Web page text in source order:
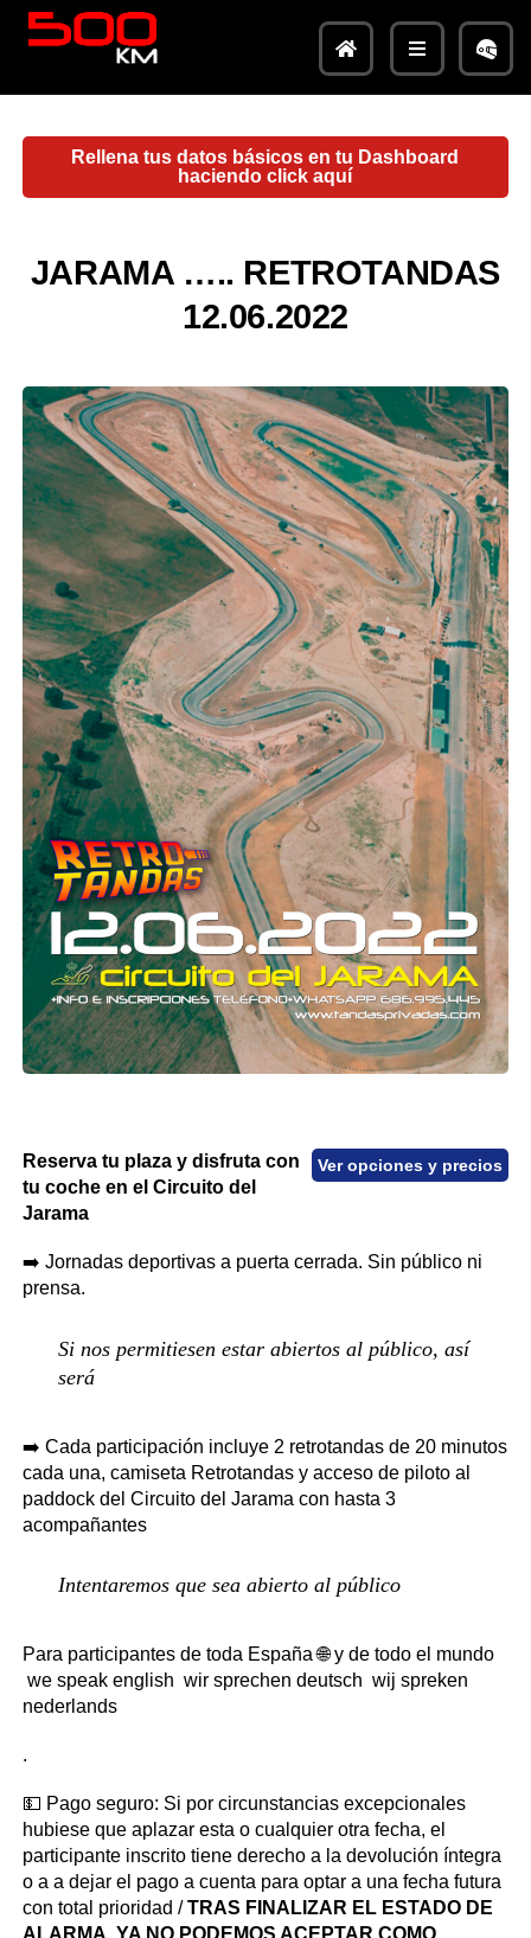
Rellena tus datos básicos en tu Dashboard
haciendo click aquí
JARAMA ….. RETROTANDAS
12.06.2022
Ver opciones y precios
Reserva tu plaza y disfruta con
tu coche en el Circuito del
Jarama
➡️ Jornadas deportivas a puerta cerrada. Sin público ni
prensa.
Si nos permitiesen estar abiertos al público, así
será
➡️ Cada participación incluye 2 retrotandas de 20 minutos
cada una, camiseta Retrotandas y acceso de piloto al
paddock del Circuito del Jarama con hasta 3
acompañantes
Intentaremos que sea abierto al público
Para participantes de toda España 🌐 y de todo el mundo
we speak english wir sprechen deutsch wij spreken
nederlands
.
💵 Pago seguro: Si por circunstancias excepcionales
hubiese que aplazar esta o cualquier otra fecha, el
participante inscrito tiene derecho a la devolución íntegra
o a a dejar el pago a cuenta para optar a una fecha futura
con total prioridad /TRAS FINALIZAR EL ESTADO DE